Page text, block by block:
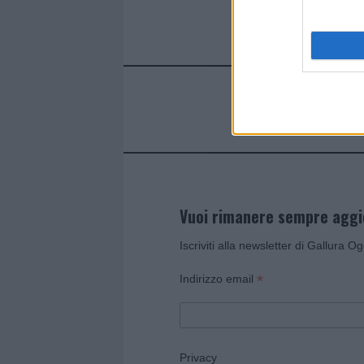
Vuoi rimanere sempre
Iscriviti alla newsletter di Gallura
Indirizzo email *
Privacy